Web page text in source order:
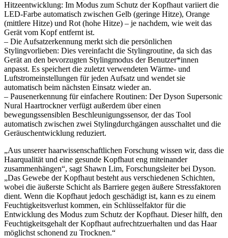
Hitzeentwicklung: Im Modus zum Schutz der Kopfhaut variiert die
LED-Farbe automatisch zwischen Gelb (geringe Hitze), Orange
(mittlere Hitze) und Rot (hohe Hitze) – je nachdem, wie weit das
Gerät vom Kopf entfernt ist.
– Die Aufsatzerkennung merkt sich die persönlichen
Stylingvorlieben: Dies vereinfacht die Stylingroutine, da sich das
Gerät an den bevorzugten Stylingmodus der Benutzer*innen
anpasst. Es speichert die zuletzt verwendeten Wärme- und
Luftstromeinstellungen für jeden Aufsatz und wendet sie
automatisch beim nächsten Einsatz wieder an.
– Pausenerkennung für einfachere Routinen: Der Dyson Supersonic
Nural Haartrockner verfügt außerdem über einen
bewegungssensiblen Beschleunigungssensor, der das Tool
automatisch zwischen zwei Stylingdurchgängen ausschaltet und die
Geräuschentwicklung reduziert.
„Aus unserer haarwissenschaftlichen Forschung wissen wir, dass die
Haarqualität und eine gesunde Kopfhaut eng miteinander
zusammenhängen“, sagt Shawn Lim, Forschungsleiter bei Dyson.
„Das Gewebe der Kopfhaut besteht aus verschiedenen Schichten,
wobei die äußerste Schicht als Barriere gegen äußere Stressfaktoren
dient. Wenn die Kopfhaut jedoch geschädigt ist, kann es zu einem
Feuchtigkeitsverlust kommen, ein Schlüsselfaktor für die
Entwicklung des Modus zum Schutz der Kopfhaut. Dieser hilft, den
Feuchtigkeitsgehalt der Kopfhaut aufrechtzuerhalten und das Haar
möglichst schonend zu Trocknen.“